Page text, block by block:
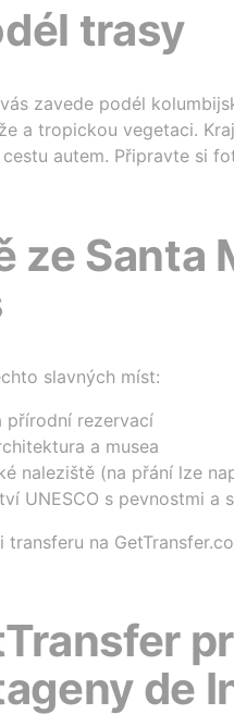
trasy
zavede podél
a tropickou vegetaci.
autem. Připravte si
ze Santa
slavných míst:
přírodní rezervací
a musea
naleziště (na přání lze
UNESCO s pevnostmi a
na
de